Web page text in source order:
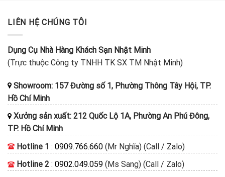
LIÊN HỆ CHÚNG TÔI
Dụng Cụ Nhà Hàng Khách Sạn Nhật Minh
(Trực thuộc Công ty TNHH TK SX TM Nhật Minh)
Showroom: 157 Đường số 1, Phường Thông Tây Hội, TP.
Hồ Chí Minh
Xưởng sản xuất: 212 Quốc Lộ 1A, Phường An Phú Đông,
TP. Hồ Chí Minh
Hotline 1 : 0909.766.660 (Mr Nghĩa) (Call / Zalo)
Hotline 2 : 0902.049.059 (Ms Sang) (Call / Zalo)